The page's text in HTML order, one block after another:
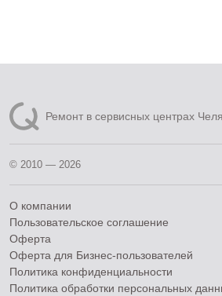
Ремонт в сервисных центрах
© 2010 — 2026
О компании
Пользовательское соглашение
Оферта
Оферта для Бизнес-пользователей
Политика конфиденциальности
Политика обработки персональных